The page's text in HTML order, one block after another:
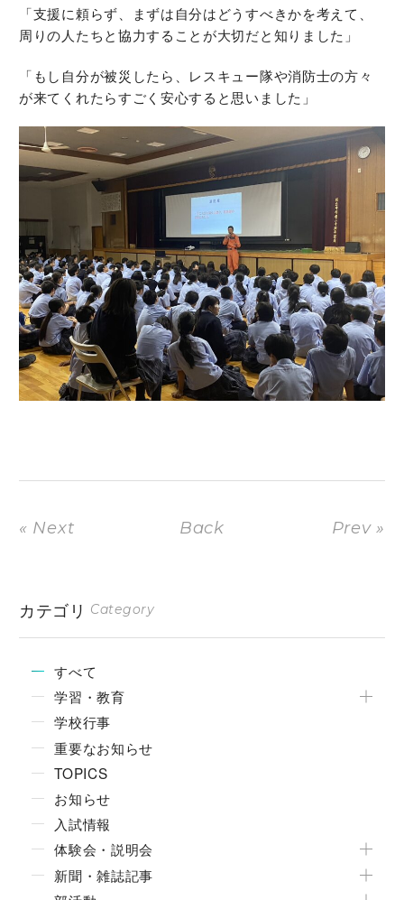
「支援に頼らず、まずは自分はどうすべきかを考えて、
周りの人たちと協力することが大切だと知りました」
「もし自分が被災したら、レスキュー隊や消防士の方々
が来てくれたらすごく安心すると思いました」
« Next Back Prev »
カテゴリ Category
すべて
学習・教育
学校行事
重要なお知らせ
TOPICS
お知らせ
入試情報
体験会・説明会
新聞・雑誌記事